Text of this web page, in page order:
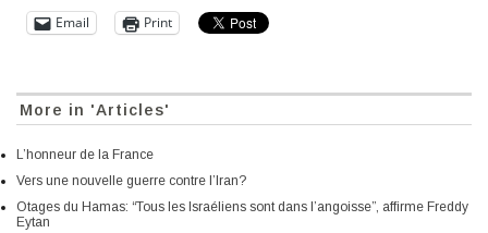
Email Print
More in 'Articles'
L’honneur de la France
Vers une nouvelle guerre contre l’Iran?
Otages du Hamas: “Tous les Israéliens sont dans l’angoisse”, affirme Freddy
Eytan